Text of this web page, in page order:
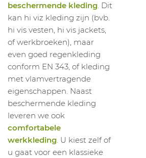
beschermende kleding. Dit
kan hi viz kleding zijn (bvb.
hi vis vesten, hi vis jackets,
of werkbroeken), maar
even goed regenkleding
conform EN 343, of kleding
met vlamvertragende
eigenschappen. Naast
beschermende kleding
leveren we ook
comfortabele
werkkleding. U kiest zelf of
u gaat voor een klassieke